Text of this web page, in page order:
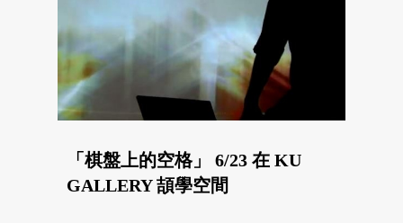
「棋盤上的空格」 6/23 在 KU
GALLERY 頡學空間